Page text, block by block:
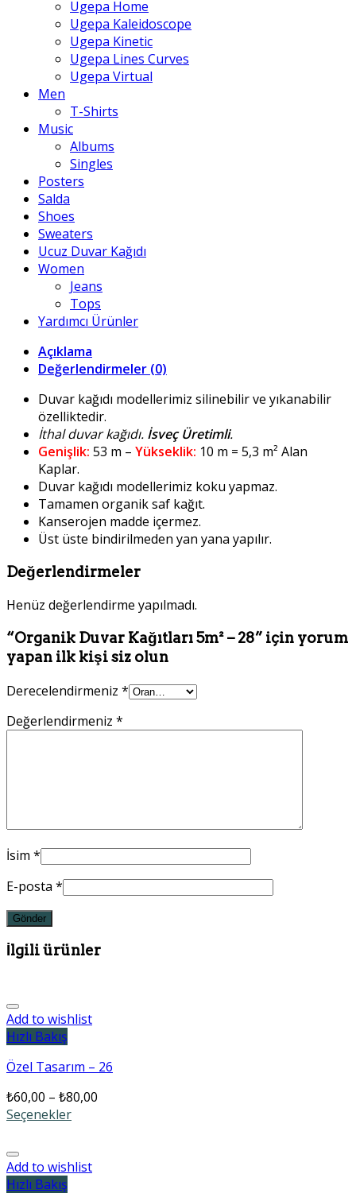
Ugepa Home
Ugepa Kaleidoscope
Ugepa Kinetic
Ugepa Lines Curves
Ugepa Virtual
Men
T-Shirts
Music
Albums
Singles
Posters
Salda
Shoes
Sweaters
Ucuz Duvar Kağıdı
Women
Jeans
Tops
Yardımcı Ürünler
Açıklama
Değerlendirmeler (0)
Duvar kağıdı modellerimiz silinebilir ve yıkanabilir
özelliktedir.
İthal duvar kağıdı. İsveç Üretimli.
Genişlik: 53 m – Yükseklik: 10 m = 5,3 m² Alan
Kaplar.
Duvar kağıdı modellerimiz koku yapmaz.
Tamamen organik saf kağıt.
Kanserojen madde içermez.
Üst üste bindirilmeden yan yana yapılır.
Değerlendirmeler
Henüz değerlendirme yapılmadı.
“Organik Duvar Kağıtları 5m² – 28” için yorum
yapan ilk kişi siz olun
Derecelendirmeniz *
Değerlendirmeniz *
İsim *
E-posta *
İlgili ürünler
Add to wishlist
Hızlı Bakış
Özel Tasarım – 26
₺60,00 – ₺80,00
Seçenekler
Add to wishlist
Hızlı Bakış